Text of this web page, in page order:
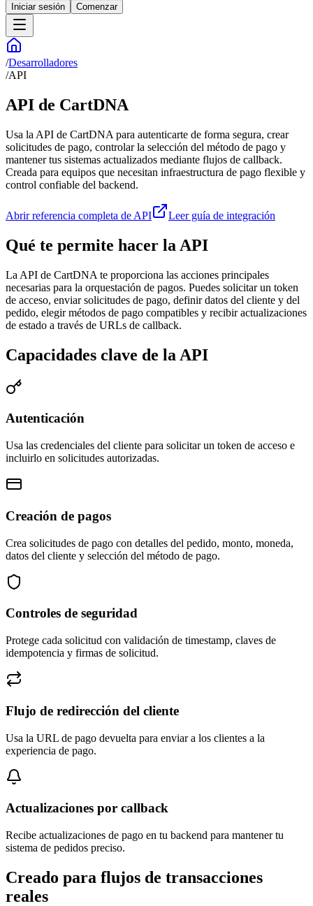
Iniciar sesión Comenzar
/Desarrolladores
/API
API de CartDNA
Usa la API de CartDNA para autenticarte de forma segura, crear
solicitudes de pago, controlar la selección del método de pago y
mantener tus sistemas actualizados mediante flujos de callback.
Creada para equipos que necesitan infraestructura de pago flexible y
control confiable del backend.
Abrir referencia completa de API Leer guía de integración
Qué te permite hacer la API
La API de CartDNA te proporciona las acciones principales
necesarias para la orquestación de pagos. Puedes solicitar un token
de acceso, enviar solicitudes de pago, definir datos del cliente y del
pedido, elegir métodos de pago compatibles y recibir actualizaciones
de estado a través de URLs de callback.
Capacidades clave de la API
Autenticación
Usa las credenciales del cliente para solicitar un token de acceso e
incluirlo en solicitudes autorizadas.
Creación de pagos
Crea solicitudes de pago con detalles del pedido, monto, moneda,
datos del cliente y selección del método de pago.
Controles de seguridad
Protege cada solicitud con validación de timestamp, claves de
idempotencia y firmas de solicitud.
Flujo de redirección del cliente
Usa la URL de pago devuelta para enviar a los clientes a la
experiencia de pago.
Actualizaciones por callback
Recibe actualizaciones de pago en tu backend para mantener tu
sistema de pedidos preciso.
Creado para flujos de transacciones
reales